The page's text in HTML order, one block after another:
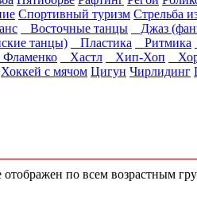
Спортивный туризм Стрельба
Восточные танцы Джаз
танцы) Пластика Ритмика
Фламенко Хастл Хип-Хоп
Хоккей с мячом Цигун Чирлидинг
по всем возрастным